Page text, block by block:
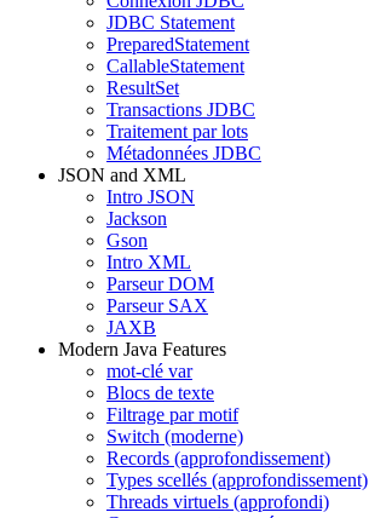
JDBC Statement
PreparedStatement
CallableStatement
ResultSet
Transactions JDBC
Traitement par lots
Métadonnées JDBC
JSON and XML
Intro JSON
Jackson
Gson
Intro XML
Parseur DOM
Parseur SAX
JAXB
Modern Java Features
mot-clé var
Blocs de texte
Filtrage par motif
Switch (moderne)
Records (approfondissement)
Types scellés (approfondissement)
Threads virtuels (approfondi)